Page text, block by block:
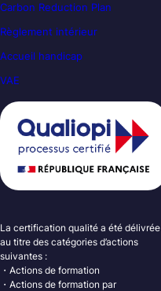
Carbon Reduction Plan
Règlement intérieur
Accueil handicap
VAE
La certification qualité a été délivrée
au titre des catégories d’actions
suivantes :
・Actions de formation
・Actions de formation par